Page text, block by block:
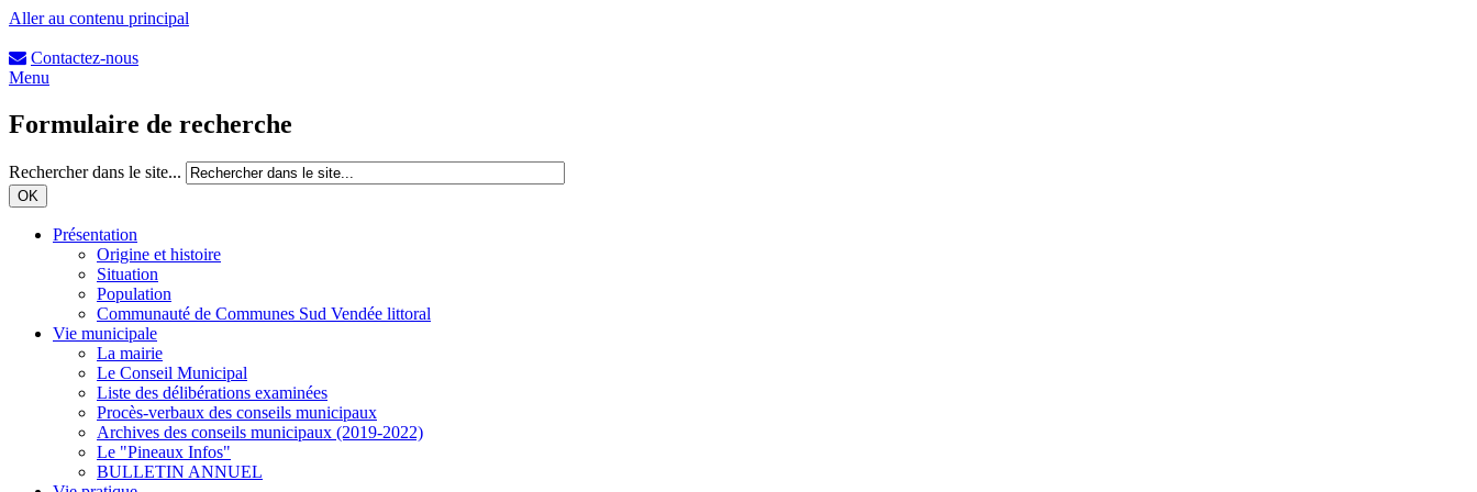
Aller au contenu principal
Contactez-nous
Menu
Formulaire de recherche
Rechercher dans le site...
Présentation
Origine et histoire
Situation
Population
Communauté de Communes Sud Vendée littoral
Vie municipale
La mairie
Le Conseil Municipal
Liste des délibérations examinées
Procès-verbaux des conseils municipaux
Archives des conseils municipaux (2019-2022)
Le "Pineaux Infos"
BULLETIN ANNUEL